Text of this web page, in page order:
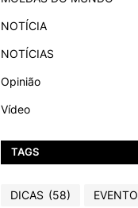
NOTÍCIA
NOTÍCIAS
Opinião
Vídeo
TAGS
DICAS (58) EVENTO